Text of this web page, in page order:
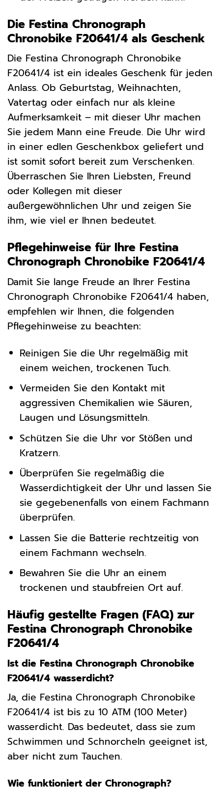
Die Festina Chronograph
Chronobike F20641/4 als Geschenk
Die Festina Chronograph Chronobike
F20641/4 ist ein ideales Geschenk für jeden
Anlass. Ob Geburtstag, Weihnachten,
Vatertag oder einfach nur als kleine
Aufmerksamkeit – mit dieser Uhr machen
Sie jedem Mann eine Freude. Die Uhr wird
in einer edlen Geschenkbox geliefert und
ist somit sofort bereit zum Verschenken.
Überraschen Sie Ihren Liebsten, Freund
oder Kollegen mit dieser
außergewöhnlichen Uhr und zeigen Sie
ihm, wie viel er Ihnen bedeutet.
Pflegehinweise für Ihre Festina
Chronograph Chronobike F20641/4
Damit Sie lange Freude an Ihrer Festina
Chronograph Chronobike F20641/4 haben,
empfehlen wir Ihnen, die folgenden
Pflegehinweise zu beachten:
Reinigen Sie die Uhr regelmäßig mit
einem weichen, trockenen Tuch.
Vermeiden Sie den Kontakt mit
aggressiven Chemikalien wie Säuren,
Laugen und Lösungsmitteln.
Schützen Sie die Uhr vor Stößen und
Kratzern.
Überprüfen Sie regelmäßig die
Wasserdichtigkeit der Uhr und lassen Sie
sie gegebenenfalls von einem Fachmann
überprüfen.
Lassen Sie die Batterie rechtzeitig von
einem Fachmann wechseln.
Bewahren Sie die Uhr an einem
trockenen und staubfreien Ort auf.
Häufig gestellte Fragen (FAQ) zur
Festina Chronograph Chronobike
F20641/4
Ist die Festina Chronograph Chronobike
F20641/4 wasserdicht?
Ja, die Festina Chronograph Chronobike
F20641/4 ist bis zu 10 ATM (100 Meter)
wasserdicht. Das bedeutet, dass sie zum
Schwimmen und Schnorcheln geeignet ist,
aber nicht zum Tauchen.
Wie funktioniert der Chronograph?